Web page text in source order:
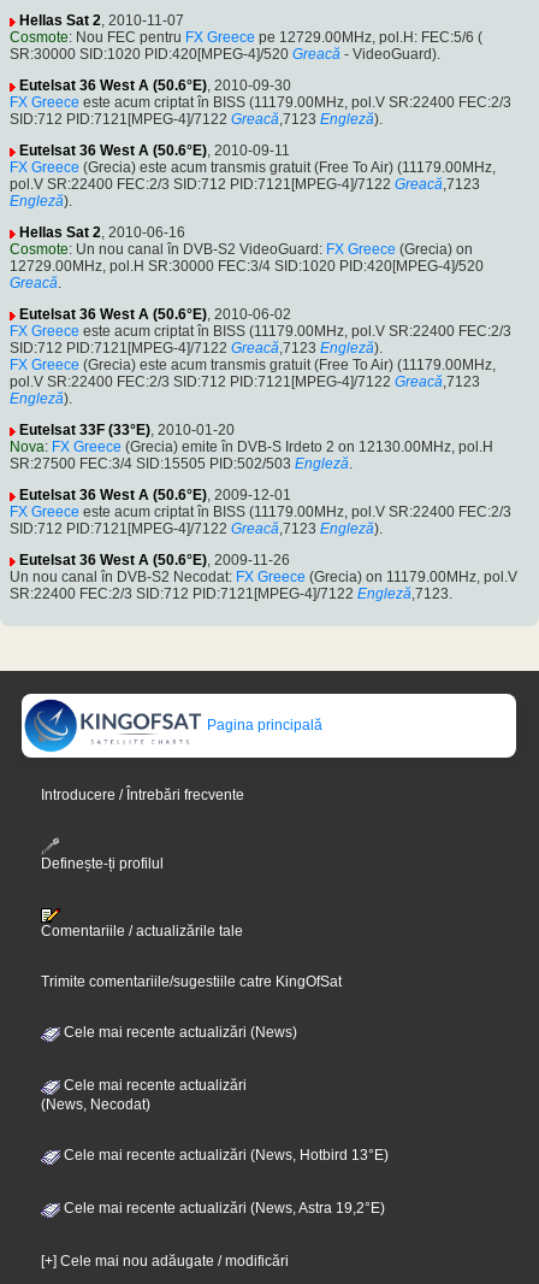
Hellas Sat 2, 2010-11-07
Cosmote: Nou FEC pentru FX Greece pe 12729.00MHz, pol.H: FEC:5/6 (
SR:30000 SID:1020 PID:420[MPEG-4]/520 Greacă - VideoGuard).
Eutelsat 36 West A (50.6°E), 2010-09-30
FX Greece este acum criptat în BISS (11179.00MHz, pol.V SR:22400 FEC:2/3
SID:712 PID:7121[MPEG-4]/7122 Greacă,7123 Engleză).
Eutelsat 36 West A (50.6°E), 2010-09-11
FX Greece (Grecia) este acum transmis gratuit (Free To Air) (11179.00MHz,
pol.V SR:22400 FEC:2/3 SID:712 PID:7121[MPEG-4]/7122 Greacă,7123
Engleză).
Hellas Sat 2, 2010-06-16
Cosmote: Un nou canal în DVB-S2 VideoGuard: FX Greece (Grecia) on
12729.00MHz, pol.H SR:30000 FEC:3/4 SID:1020 PID:420[MPEG-4]/520
Greacă.
Eutelsat 36 West A (50.6°E), 2010-06-02
FX Greece este acum criptat în BISS (11179.00MHz, pol.V SR:22400 FEC:2/3
SID:712 PID:7121[MPEG-4]/7122 Greacă,7123 Engleză).
FX Greece (Grecia) este acum transmis gratuit (Free To Air) (11179.00MHz,
pol.V SR:22400 FEC:2/3 SID:712 PID:7121[MPEG-4]/7122 Greacă,7123
Engleză).
Eutelsat 33F (33°E), 2010-01-20
Nova: FX Greece (Grecia) emite în DVB-S Irdeto 2 on 12130.00MHz, pol.H
SR:27500 FEC:3/4 SID:15505 PID:502/503 Engleză.
Eutelsat 36 West A (50.6°E), 2009-12-01
FX Greece este acum criptat în BISS (11179.00MHz, pol.V SR:22400 FEC:2/3
SID:712 PID:7121[MPEG-4]/7122 Greacă,7123 Engleză).
Eutelsat 36 West A (50.6°E), 2009-11-26
Un nou canal în DVB-S2 Necodat: FX Greece (Grecia) on 11179.00MHz, pol.V
SR:22400 FEC:2/3 SID:712 PID:7121[MPEG-4]/7122 Engleză,7123.
Pagina principală
Introducere / Întrebări frecvente
Definește-ți profilul
Comentariile / actualizările tale
Trimite comentariile/sugestiile catre KingOfSat
Cele mai recente actualizări (News)
Cele mai recente actualizări
(News, Necodat)
Cele mai recente actualizări (News, Hotbird 13°E)
Cele mai recente actualizări (News, Astra 19,2°E)
[+] Cele mai nou adăugate / modificări